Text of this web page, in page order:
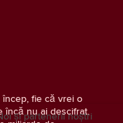
fie că vrei o
încă nu ai descifrat.
și partenerii noștri